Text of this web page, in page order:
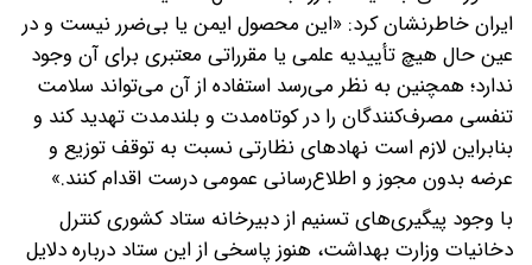
ایران خاطرنشان کرد: «این محصول ایمن یا بی‌ضرر نیست و در
عین حال هیچ تأییدیه علمی یا مقرراتی معتبری برای آن وجود
ندارد؛ همچنین به نظر می‌رسد استفاده از آن می‌تواند سلامت
تنفسی مصرف‌کنندگان را در کوتاه‌مدت و بلندمدت تهدید کند و
بنابراین لازم است نهادهای نظارتی نسبت به توقف توزیع و
عرضه بدون مجوز و اطلاع‌رسانی عمومی درست اقدام کنند.»
با وجود پیگیری‌های تسنیم از دبیرخانه ستاد کشوری کنترل
دخانیات وزارت بهداشت، هنوز پاسخی از این ستاد درباره دلایل